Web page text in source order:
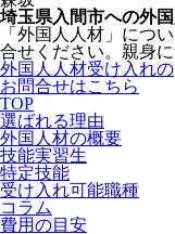
埼玉県入間市への外
「外国人人材」につ
合せください。親身
外国人人材受け入れの
お問合せはこちら
TOP
選ばれる理由
外国人材の概要
技能実習生
特定技能
受け入れ可能職種
コラム
費用の目安